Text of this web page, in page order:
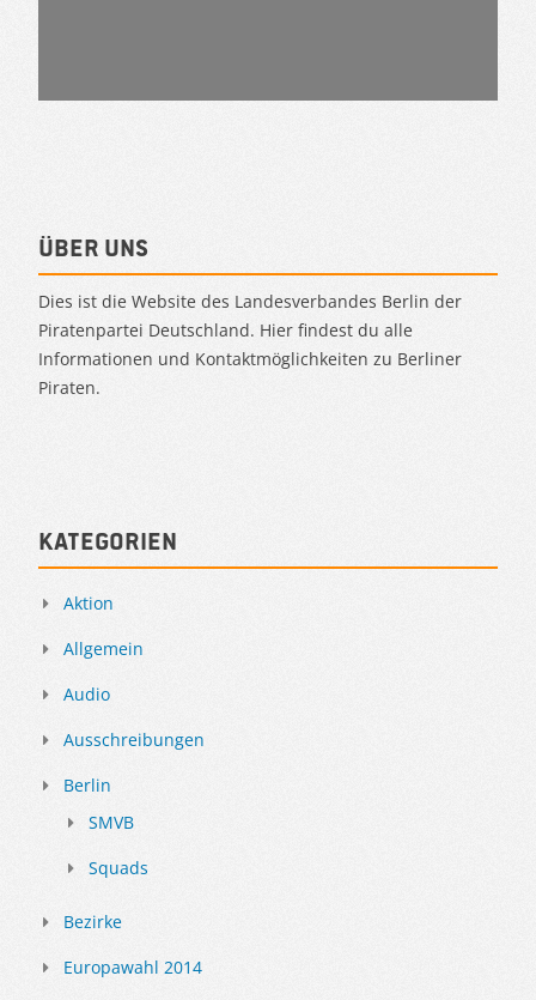
Über uns
Dies ist die Website des Landesverbandes Berlin der
Piratenpartei Deutschland. Hier findest du alle
Informationen und Kontaktmöglichkeiten zu Berliner
Piraten.
Kategorien
Aktion
Allgemein
Audio
Ausschreibungen
Berlin
SMVB
Squads
Bezirke
Europawahl 2014